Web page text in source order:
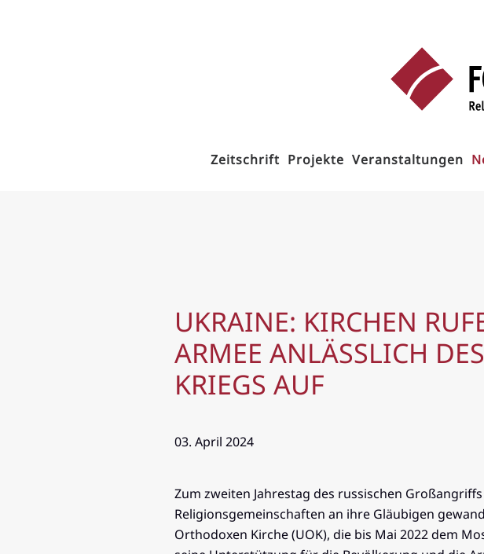
Zeitschrift Projekte Veranstaltungen
UKRAINE: KIRCHEN
ARMEE ANLÄSSLICH
KRIEGS AUF
03. April 2024
Zum zweiten Jahrestag des russischen
Religionsgemeinschaften an ihre Gläubigen
Orthodoxen Kirche (UOK), die bis Mai 2022 dem